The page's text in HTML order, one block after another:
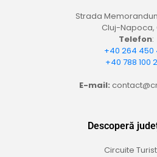
Strada
Cluj-Napoca,
Telefon:
+40 264 450
+40 788 100
E-mail:
Descoperă
Circuite